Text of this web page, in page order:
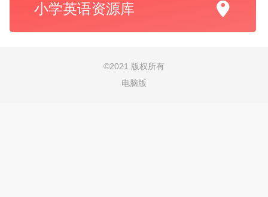
小学英语资源库
©2021 版权所有
电脑版